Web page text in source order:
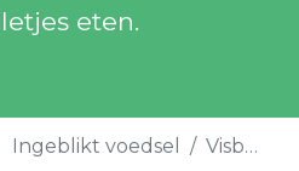
eten.
Ingeblikt voedsel Visballetjes